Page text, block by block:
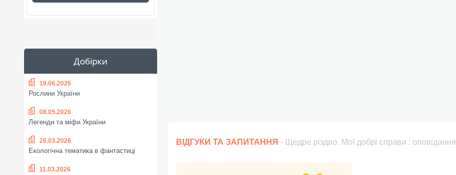
Добірки
19.06.2026
Рослини України
08.05.2026
Легенди та міфи України
26.03.2026
Екологічна тематика в фантастиці
11.03.2026
ВІДГУКИ ТА ЗАПИТАННЯ - Щедре різдво. Мої добрі справи : оповідання